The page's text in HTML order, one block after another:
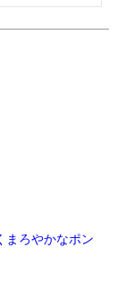
まろやかなポン